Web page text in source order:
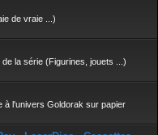
de vraie ...)
la série (Figurines, jouets ...)
à l'univers Goldorak sur papier